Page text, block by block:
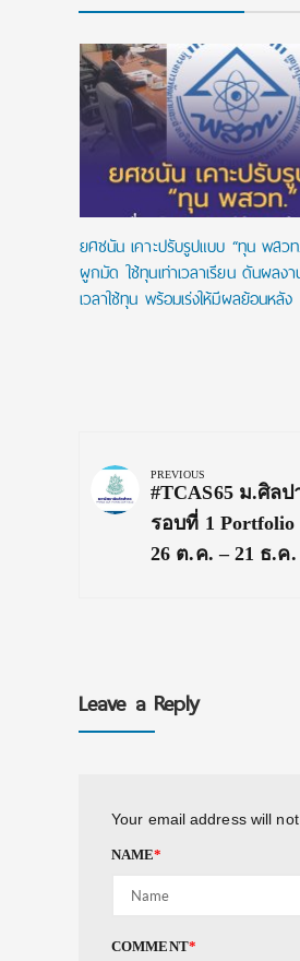
ยศชนัน เคาะปรับรูปแบบ “ทุน พสวท
ผูกมัด ใช้ทุนเท่าเวลาเรียน ดันผลง
เวลาใช้ทุน พร้อมเร่งให้มีผลย้อนหลัง
navigation
PREVIOUS
Previous
Post:
#TCAS65 ม.ศิล
รอบที่ 1
26 ต.ค. – 21 ธ.ค.
Leave a Reply
Your email address will
NAME*
COMMENT*